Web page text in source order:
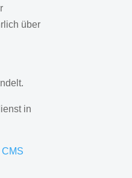
über
in